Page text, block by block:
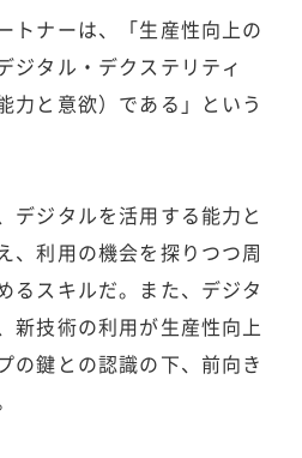
トナーは、「生産性向上の
ジタル・デクステリティ
力と意欲）である」という
デジタルを活用する能力と
、利用の機会を探りつつ周
るスキルだ。また、デジタ
新技術の利用が生産性向上
の鍵との認識の下、前向き